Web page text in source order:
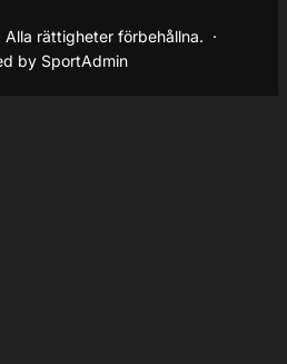
rättigheter förbehållna. ·
by SportAdmin